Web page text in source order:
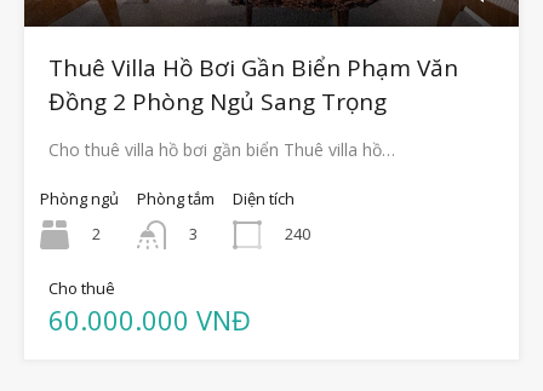
Thuê Villa Hồ Bơi Gần Biển Phạm Văn
Đồng 2 Phòng Ngủ Sang Trọng
Cho thuê villa hồ bơi gần biển Thuê villa hồ…
Phòng ngủ
2
Phòng tắm
3
Diện tích
240
Cho thuê
60.000.000 VNĐ